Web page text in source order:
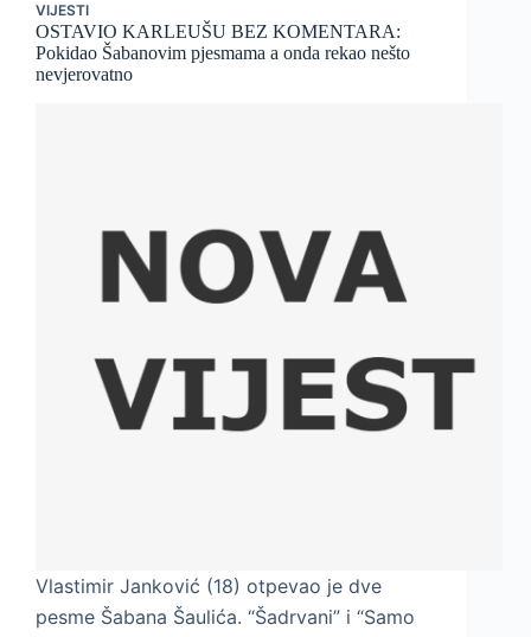
VIJESTI
OSTAVIO KARLEUŠU BEZ KOMENTARA:
Pokidao Šabanovim pjesmama a onda rekao nešto
nevjerovatno
Vlastimir Janković (18) otpevao je dve
pesme Šabana Šaulića. “Šadrvani” i “Samo